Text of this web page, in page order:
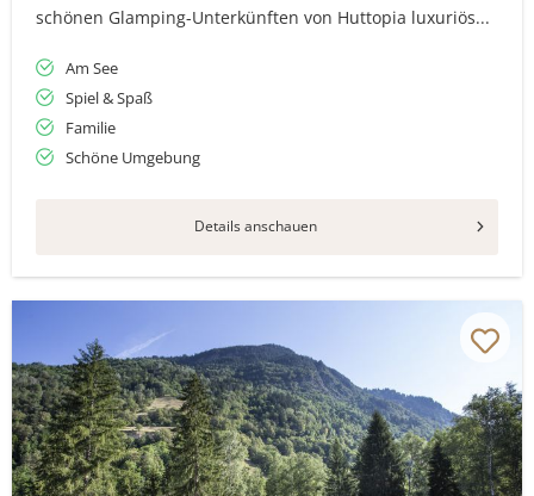
schönen Glamping-Unterkünften von Huttopia luxuriös...
Am See
Spiel & Spaß
Familie
Schöne Umgebung
Details anschauen